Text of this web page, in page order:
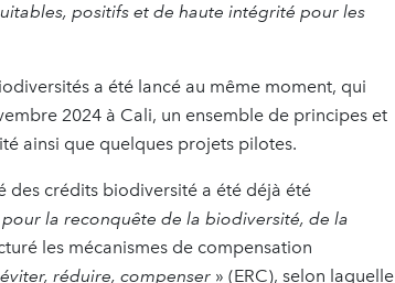
positifs et de haute intégrité pour les
a été lancé au même moment, qui
2024 à Cali, un ensemble de principes et
ainsi que quelques projets pilotes.
des crédits biodiversité a été déjà été
pour la reconquête de la biodiversité, de la
les mécanismes de compensation
éviter, réduire, compenser » (ERC), selon laquelle